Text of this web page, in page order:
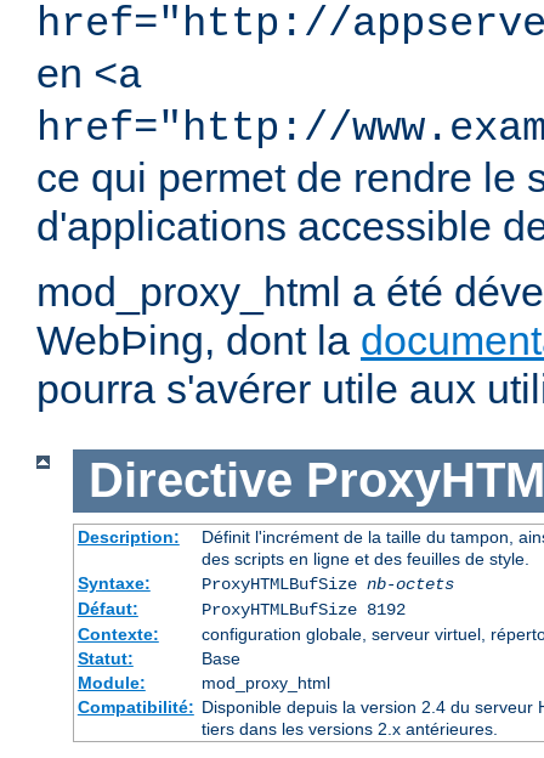
href="http://
en <a
href="http://
ce qui permet de rendre le
d'applications accessible
mod_proxy_html a été
WebÞing, dont la
pourra s'avérer utile aux
Directive
Description:
Définit l'incrément de la taille du tampon,
des scripts en ligne et des feuilles de style.
Syntaxe:
ProxyHTMLBufSize nb-octets
Défaut:
ProxyHTMLBufSize 8192
Contexte:
configuration globale, serveur virtuel,
Statut:
Base
Module:
mod_proxy_html
Compatibilité: Disponible depuis la version 2.4 du serveur
tiers dans les versions 2.x antérieures.